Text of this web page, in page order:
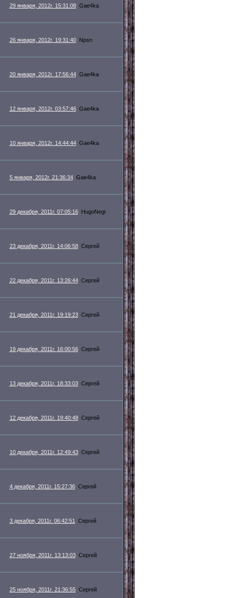
29 января, 2012г. 15:31:08 Gae4ka
26 января, 2012г. 19:31:40 Npsn
20 января, 2012г. 17:56:44 Gae4ka
12 января, 2012г. 03:57:46 Gae4ka
10 января, 2012г. 14:44:44 Gae4ka
5 января, 2012г. 21:36:34 Gae4ka
29 декабря, 2011г. 07:05:16 HugoNegi
23 декабря, 2011г. 14:06:58 Сергей
22 декабря, 2011г. 13:26:44 Сергей
21 декабря, 2011г. 19:19:23 Сергей
19 декабря, 2011г. 16:00:56 Сергей
13 декабря, 2011г. 18:33:03 Сергей
12 декабря, 2011г. 19:40:48 Сергей
10 декабря, 2011г. 12:49:43 Сергей
4 декабря, 2011г. 15:27:36 Сергей
3 декабря, 2011г. 06:42:51 Сергей
27 ноября, 2011г. 13:13:03 Сергей
25 ноября, 2011г. 21:36:55 Сергей